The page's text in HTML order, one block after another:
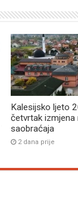
Kalesijsko ljeto
četvrtak izmjena
saobraćaja
2 dana prije